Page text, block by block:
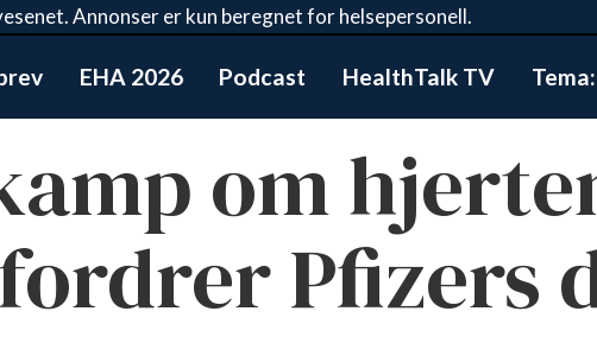
Annonser er kun beregnet for helsepersonell.
EHA 2026 Podcast HealthTalk TV
om
Pfizers